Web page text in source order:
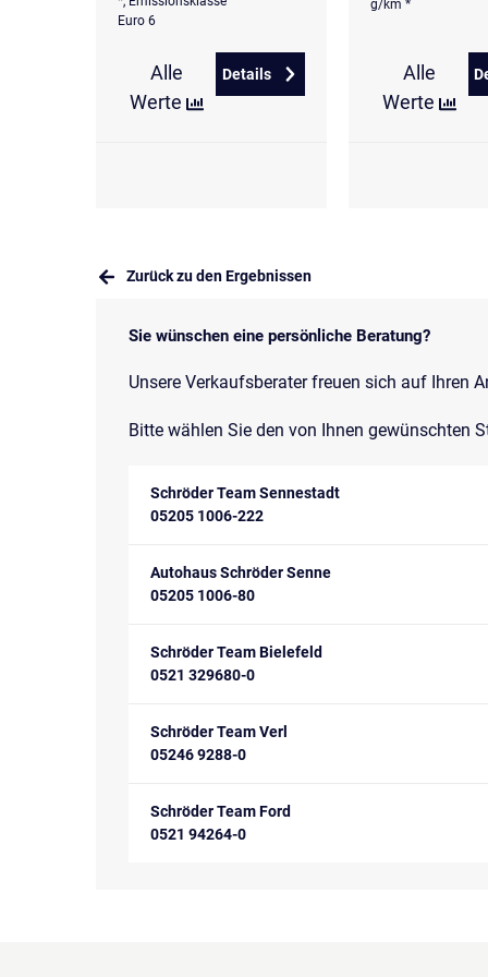
Euro 6
Alle
Werte
Details
zu Volkswagen Golf 2,0 l TDI
g/km *
Alle
Werte
Zurück zu den Ergebnissen
Sie wünschen eine persönliche Beratung?
Unsere Verkaufsberater freuen sich auf Ihren
Bitte wählen Sie den von Ihnen gewünschten
Schröder Team Sennestadt
05205 1006-222
Autohaus Schröder Senne
05205 1006-80
Schröder Team Bielefeld
0521 329680-0
Schröder Team Verl
05246 9288-0
Schröder Team Ford
0521 94264-0